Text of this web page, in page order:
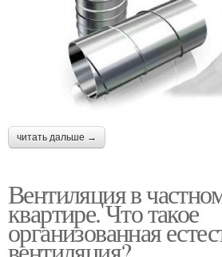
читать дальше →
Вентиляция в
квартире. Что такое
организованная